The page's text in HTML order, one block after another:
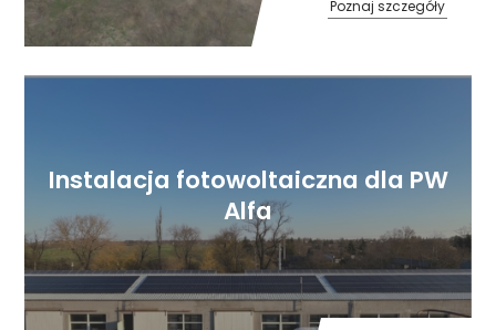
Poznaj szczegóły
Instalacja fotowoltaiczna dla PW
Alfa